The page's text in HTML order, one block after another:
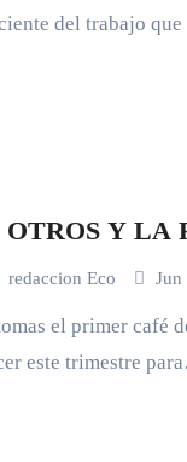
del trabajo
Y LA
redaccion Eco Jun
el primer café
este trimestre